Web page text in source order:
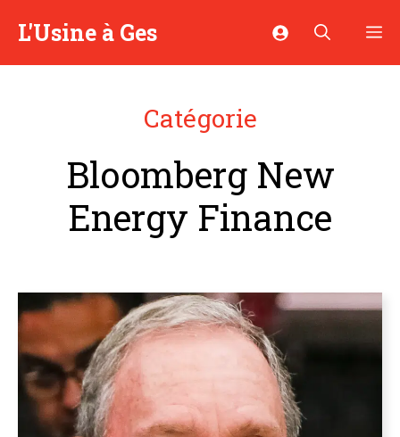
L'Usine à Ges
Catégorie
Bloomberg New
Energy Finance